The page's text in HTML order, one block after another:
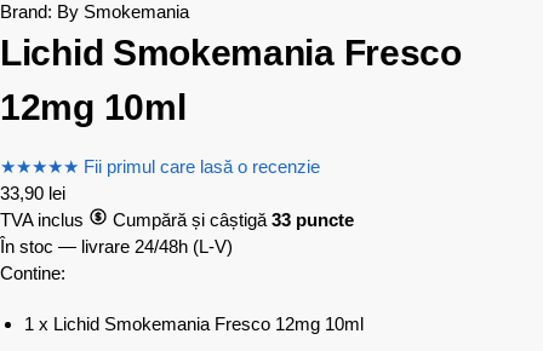
Brand: By Smokemania
Lichid Smokemania Fresco
12mg 10ml
★★★★★ Fii primul care lasă o recenzie
33,90 lei
TVA inclus
Cumpără și câștigă 33 puncte
În stoc — livrare 24/48h (L-V)
Contine:
1 x Lichid Smokemania Fresco 12mg 10ml